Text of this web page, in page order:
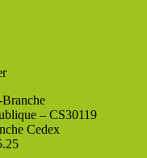
– CS30119
Cedex